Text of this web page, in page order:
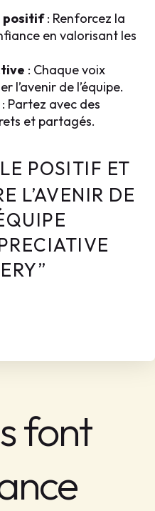
POSITIF ET
L’AVENIR DE
positif: Renforcez la
en valorisant les
: Chaque voix
l’avenir de l’équipe.
: Partez avec des
et partagés.
font